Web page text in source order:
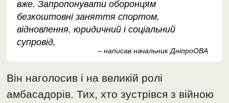
вже. Запропонувати оборонцям
безкоштовні заняття спортом,
відновлення, юридичний і соціальний
супровід,
– написав начальник ДніпроОВА
Він наголосив і на великій ролі
амбасадорів. Тих, хто зустрівся з війною